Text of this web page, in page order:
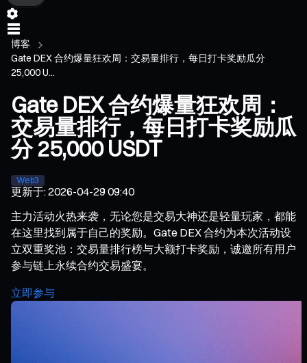
博客
Gate DEX 合约爆量狂欢周：交易量排行，每日打卡奖励瓜分
25,000 U...
Gate DEX 合约爆量狂欢周：
交易量排行，每日打卡奖励瓜
分 25,000 USDT
Web3
更新于:2026-04-29 09:40
主力活动火热来袭，无论您是交易大神还是轻量玩家，都能
在这里找到属于自己的奖励。Gate DEX 合约为本次活动设
立双重奖池：交易量排行榜与大额打卡奖励，诚邀所有用户
参与链上永续合约交易盛宴。
立即参与